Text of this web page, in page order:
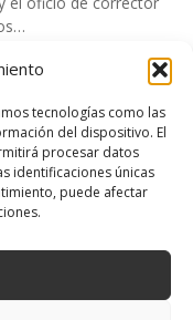
tecnologías como las
del dispositivo. El
procesar datos
identificaciones únicas
puede afectar